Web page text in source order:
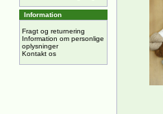
Information
Fragt og returnering
Information om personlige
oplysninger
Kontakt os